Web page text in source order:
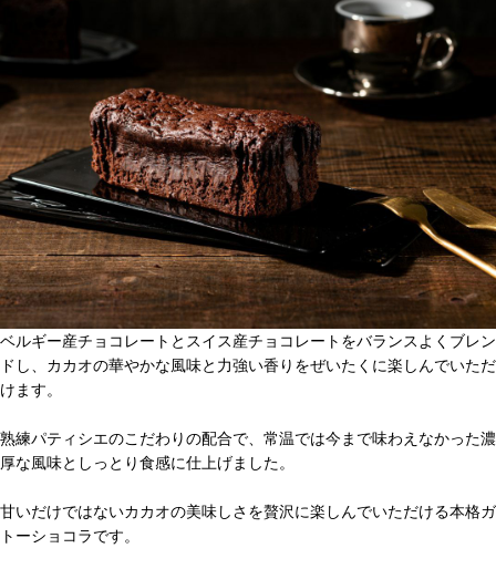
ベルギー産チョコレートとスイス産チョコレートをバランスよくブレン
ドし、カカオの華やかな風味と力強い香りをぜいたくに楽しんでいただ
けます。
熟練パティシエのこだわりの配合で、常温では今まで味わえなかった濃
厚な風味としっとり食感に仕上げました。
甘いだけではないカカオの美味しさを贅沢に楽しんでいただける本格ガ
トーショコラです。